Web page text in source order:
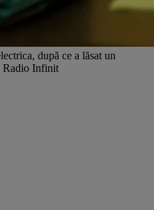
după ce a lăsat un
Radio Infinit